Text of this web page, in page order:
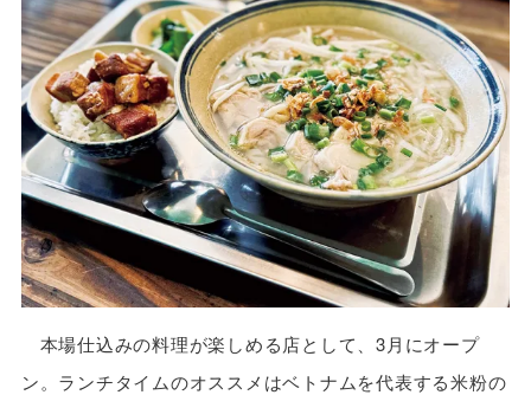
本場仕込みの料理が楽しめる店として、3月にオープ
ン。ランチタイムのオススメはベトナムを代表する米粉の